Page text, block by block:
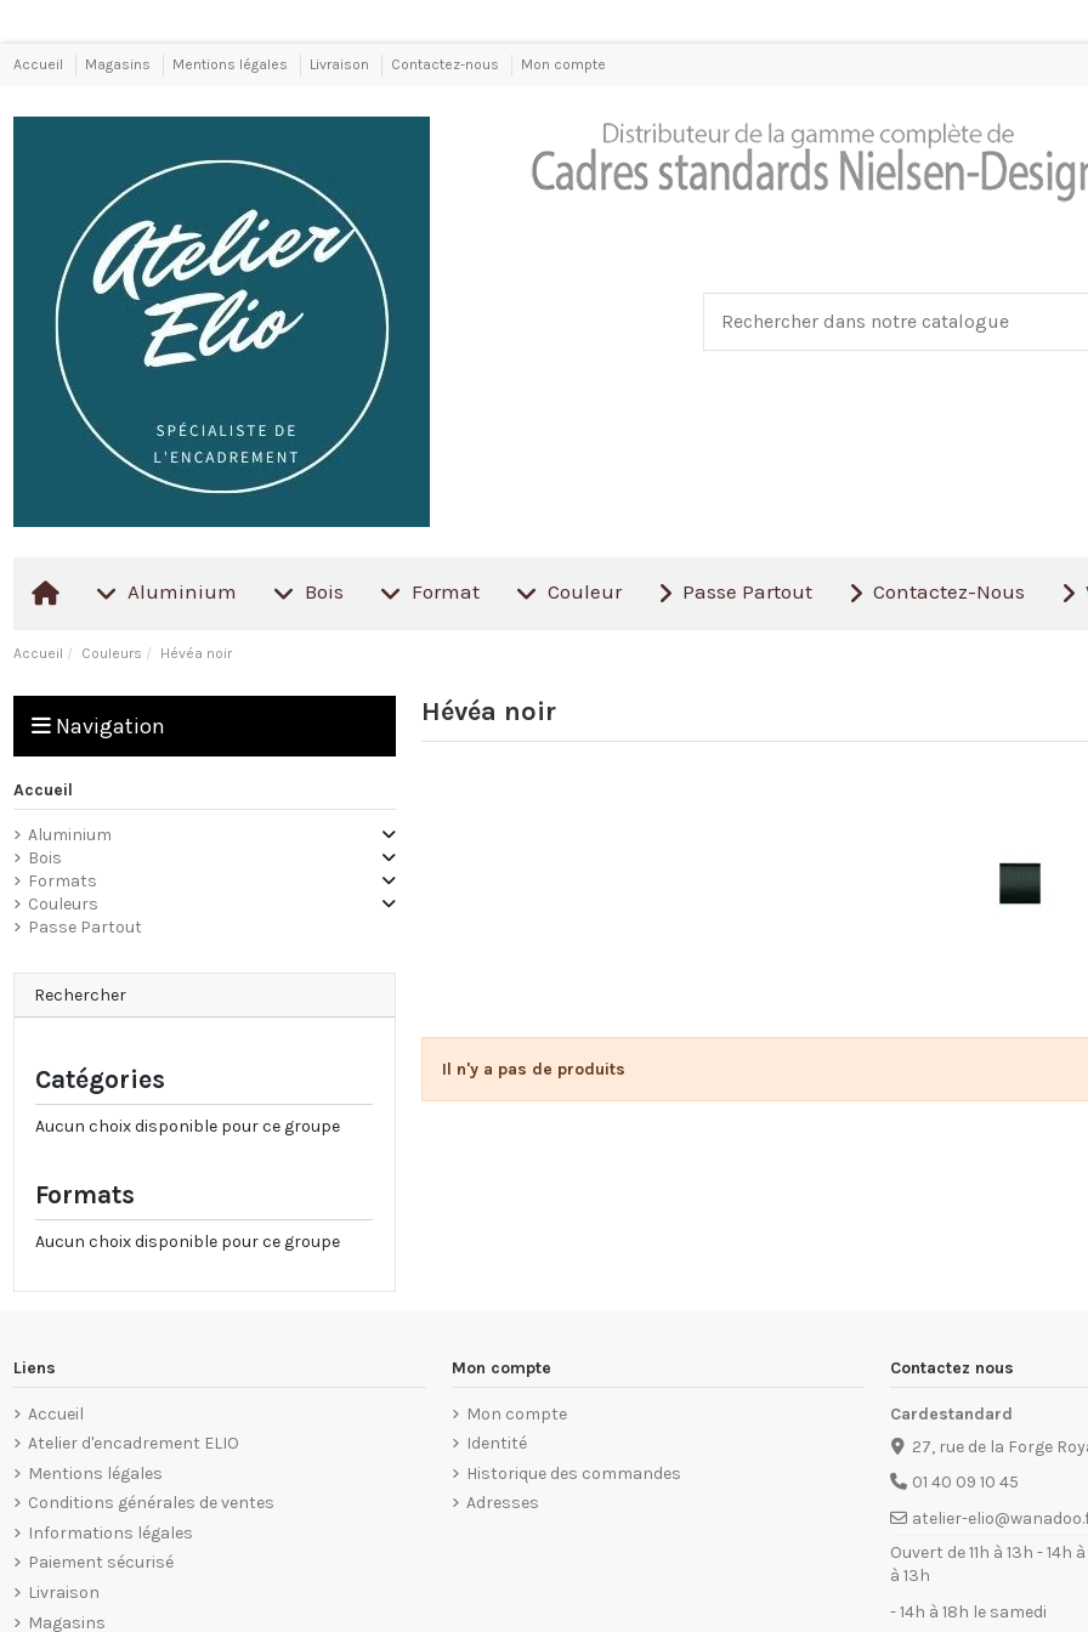
Accueil Magasins Mentions légales Livraison Contactez-nous Mon compte
Aluminium Bois Format Couleur Passe Partout Contactez-Nous
Accueil Couleurs Hévéa noir
Hévéa noir
Il n'y a pas de produits
Navigation
Accueil
Aluminium
Bois
Formats
Couleurs
Passe Partout
Rechercher
Catégories
Aucun choix disponible pour ce groupe
Formats
Aucun choix disponible pour ce groupe
Liens
Accueil
Atelier d'encadrement ELIO
Mentions légales
Conditions générales de ventes
Informations légales
Paiement sécurisé
Livraison
Magasins
Mon compte
Mon compte
Identité
Historique des commandes
Adresses
Contactez nous
Cardestandard
27, rue de la Forge
01 40 09 10 45
atelier-
Ouvert de 11h à 13h -
à 13h
- 14h à 18h le samedi